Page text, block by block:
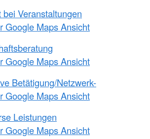
Veranstaltungen
Google Maps Ansicht
Google Maps Ansicht
Betätigung/Netzwerk-
Google Maps Ansicht
Leistungen
Google Maps Ansicht